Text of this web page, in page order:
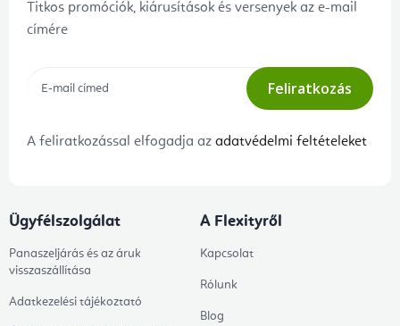
Titkos promóciók, kiárusítások és versenyek az e-mail
címére
Feliratkozás
A feliratkozással elfogadja az adatvédelmi feltételeket
Ügyfélszolgálat
Panaszeljárás és az áruk
visszaszállítása
Adatkezelési tájékoztató
A Flexityről
Kapcsolat
Rólunk
Blog